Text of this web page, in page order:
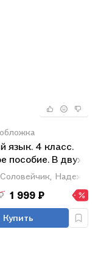
язык. 4 класс.
пособие. В двух
1
Надежда
1 999 ₽
Купить